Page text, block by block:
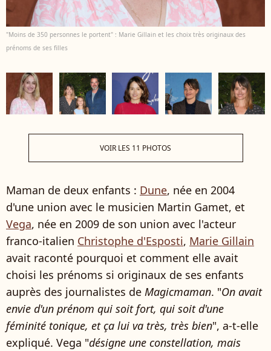
"Moins de 350 personnes le portent" : Marie Gillain et les choix très originaux des
prénoms de ses filles
VOIR LES 11 PHOTOS
Maman de deux enfants : Dune, née en 2004
d'une union avec le musicien Martin Gamet, et
Vega, née en 2009 de son union avec l'acteur
franco-italien Christophe d'Esposti, Marie Gillain
avait raconté pourquoi et comment elle avait
choisi les prénoms si originaux de ses enfants
auprès des journalistes de Magicmaman. "On avait
envie d'un prénom qui soit fort, qui soit d'une
féminité tonique, et ça lui va très, très bien", a-t-elle
expliqué. Vega "désigne une constellation, mais